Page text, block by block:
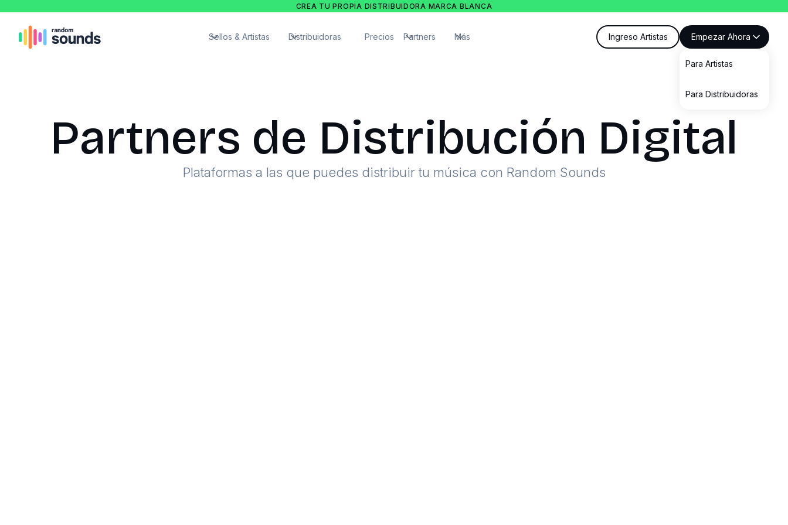
CREA TU PROPIA DISTRIBUIDORA MARCA BLANCA
Sellos & Artistas Distribuidoras Precios Partners Más Ingreso Artistas Empezar Ahora
Para Artistas
Para Distribuidoras
Partners de Distribución Digital
Plataformas a las que puedes distribuir tu música con Random Sounds